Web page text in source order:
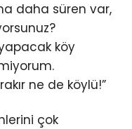
daha süren var,
köy
ne de köylü!”
çok